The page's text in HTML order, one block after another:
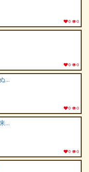
0 0
0 0
イラストブックレビュー ぬこ ☆ れびゅ
0 0
競艇投資で喜びと明るい未来を! 究極1点均等買いかんたん投資
0 0